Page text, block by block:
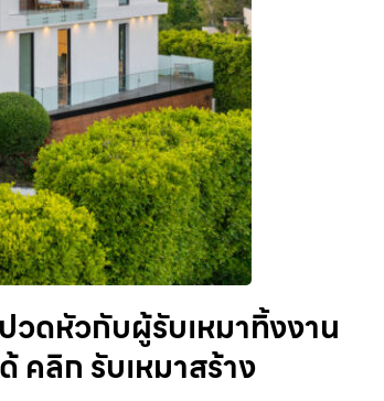
วดหัวกับผู้รับเหมาทิ้งงาน
คลิก รับเหมาสร้าง